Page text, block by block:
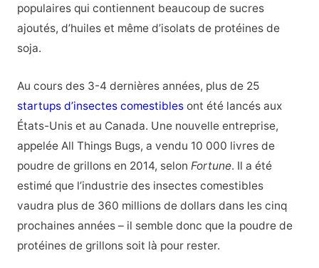
populaires qui contiennent beaucoup de sucres
ajoutés, d’huiles et même d’isolats de protéines de
soja.
Au cours des 3-4 dernières années, plus de 25
startups d’insectes comestiblesont été lancés aux
États-Unis et au Canada. Une nouvelle entreprise,
appelée All Things Bugs, a vendu 10 000 livres de
poudre de grillons en 2014, selon Fortune. Il a été
estimé que l’industrie des insectes comestibles
vaudra plus de 360 millions de dollars dans les cinq
prochaines années – il semble donc que la poudre de
protéines de grillons soit là pour rester.